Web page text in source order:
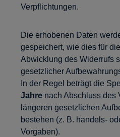
Verpflichtungen.
Die erhobenen Daten
gespeichert, wie dies für
Abwicklung des Widerrufs
gesetzlicher
In der Regel beträgt die
Jahre nach Abschluss des
längeren gesetzlichen
bestehen (z. B. handels-
Vorgaben).